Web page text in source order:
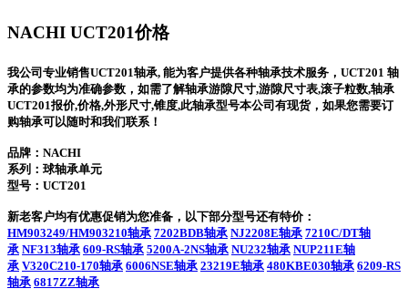
NACHI UCT201价格
我公司专业销售UCT201轴承, 能为客户提供各种轴承技术服务，UCT201 轴
承的参数均为准确参数，如需了解轴承游隙尺寸,游隙尺寸表,滚子粒数,轴承
UCT201报价,价格,外形尺寸,锥度,此轴承型号本公司有现货，如果您需要订
购轴承可以随时和我们联系！
品牌：NACHI
系列：球轴承单元
型号： UCT201
新老客户均有优惠促销为您准备，以下部分型号还有特价：
HM903249/HM903210轴承 7202BDB轴承 NJ2208E轴承 7210C/DT轴
承 NF313轴承 609-RS轴承 5200A-2NS轴承 NU232轴承 NUP211E轴
承 V320C210-170轴承 6006NSE轴承 23219E轴承 480KBE030轴承 6209-RS
轴承 6817ZZ轴承